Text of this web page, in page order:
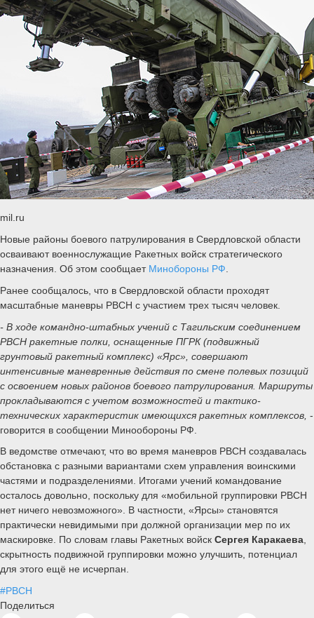
mil.ru
Новые районы боевого патрулирования в Свердловской области
осваивают военнослужащие Ракетных войск стратегического
назначения. Об этом сообщает Минобороны РФ
Ранее сообщалось, что в Свердловской области проходят
масштабные маневры РВСН с участием трех тысяч человек.
- В ходе командно-штабных учений с Тагильским соединением
РВСН ракетные полки, оснащенные ПГРК (подвижный
грунтовый ракетный комплекс) «Ярс», совершают
интенсивные маневренные действия по смене полевых позиций
с освоением новых районов боевого патрулирования. Маршруты
прокладываются с учетом возможностей и тактико-
технических характеристик имеющихся ракетных комплексов, -
говорится в сообщении Минообороны РФ.
В ведомстве отмечают, что во время маневров РВСН создавалась
обстановка с разными вариантами схем управления воинскими
частями и подразделениями. Итогами учений командование
осталось довольно, поскольку для «мобильной группировки РВСН
нет ничего невозможного». В частности, «Ярсы» становятся
практически невидимыми при должной организации мер по их
маскировке. По словам главы Ракетных войск Сергея Каракаева,
скрытность подвижной группировки можно улучшить, потенциал
для этого ещё не исчерпан.
#РВСН
Поделиться